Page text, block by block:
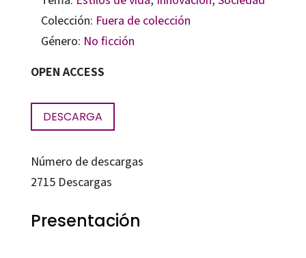
Colección: Fuera de colección
Género: No ficción
OPEN ACCESS
DESCARGA
Número de descargas
2715Descargas
Presentación